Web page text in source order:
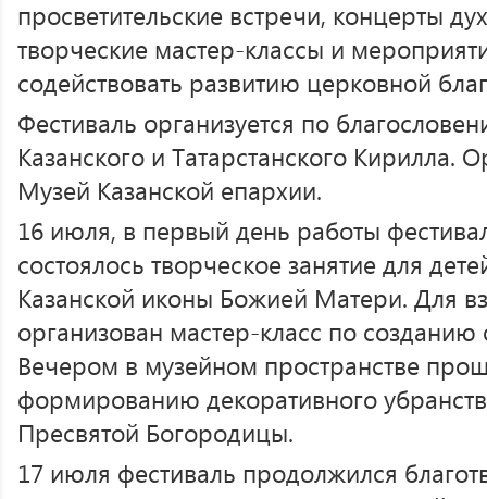
просветительские встречи, концерты
творческие мастер-классы и
содействовать развитию церковной
Фестиваль организуется по
Казанского и Татарстанского Кирилла.
Музей Казанской епархии.
16 июля, в первый день работы
состоялось творческое занятие для
Казанской иконы Божией Матери. Для
организован мастер-класс по
Вечером в музейном пространстве
формированию декоративного
Пресвятой Богородицы.
17 июля фестиваль продолжился